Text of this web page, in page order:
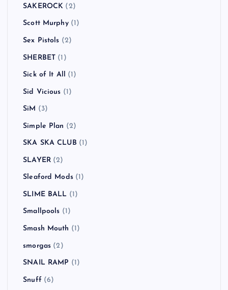
SAKEROCK (2)
Scott Murphy(1)
Sex Pistols (2)
SHERBET (1)
Sick of It All (1)
Sid Vicious (1)
SiM (3)
Simple Plan (2)
SKA SKA CLUB (1)
SLAYER(2)
Sleaford Mods(1)
SLIME BALL (1)
Smallpools (1)
Smash Mouth (1)
smorgas (2)
SNAIL RAMP (1)
Snuff (6)